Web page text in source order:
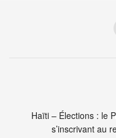
Haïti – Élections : le
s’inscrivant au